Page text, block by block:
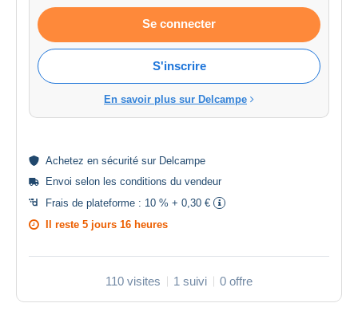
Se connecter
S'inscrire
En savoir plus sur Delcampe
Achetez en sécurité sur Delcampe
Envoi selon les conditions du vendeur
Frais de plateforme : 10 % + 0,30 €
Il reste 5 jours 16 heures
110 visites 1 suivi 0 offre